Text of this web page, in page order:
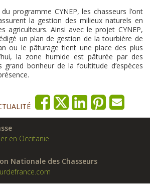
programme CYNEP, les chasseurs l’ont
la gestion des milieux naturels en
agriculteurs. Ainsi avec le projet CYNEP,
un plan de gestion de la tourbière de
ou le pâturage tient une place des plus
la zone humide est pâturée par des
grand bonheur de la foultitude d’espèces
en Occitanie
Nationale des Chasseurs